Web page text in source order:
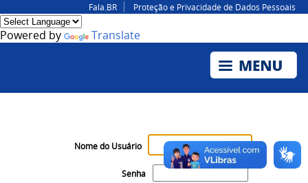
Fala.BR
Proteção e Privacidade de Dados Pessoais
Powered by Translate
Nome do Usuário
Senha